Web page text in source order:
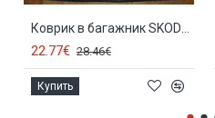
Коврик в багажник SKODA OCTAVIA I Combi (germ.vers.) (1997-2005) 28014
22.77€ 28.46€
Купить